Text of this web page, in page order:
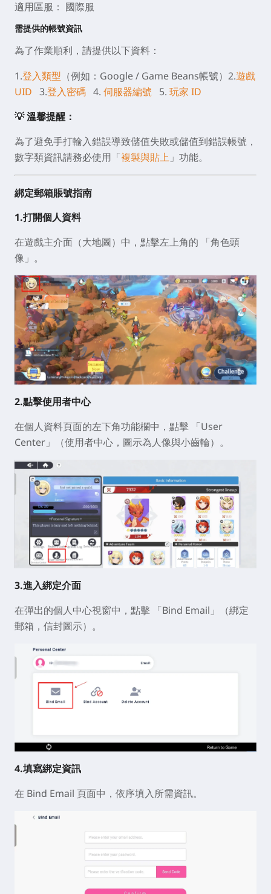
適用區服： 國際服
需提供的帳號資訊
為了作業順利，請提供以下資料：
1.登入類型 （例如：Google / Game Beans帳號）2.遊戲
UID 3.登入密碼 4. 伺服器編號 5. 玩家 ID
💡 溫馨提醒：
為了避免手打輸入錯誤導致儲值失敗或儲值到錯誤帳號，
數字類資訊請務必使用「複製與貼上 」功能。
綁定郵箱賬號指南
1.打開個人資料
在遊戲主介面（大地圖）中，點擊左上角的
「角色頭
像」 。
2.點擊使用者中心
在個人資料頁面的左下角功能欄中，點擊 「User
Center」
（使用者中心，圖示為人像與小齒輪）。
3.進入綁定介面
在彈出的個人中心視窗中，點擊 「Bind Email」
（綁定
郵箱，信封圖示）。
4.填寫綁定資訊
在 Bind Email 頁面中，依序填入所需資訊。